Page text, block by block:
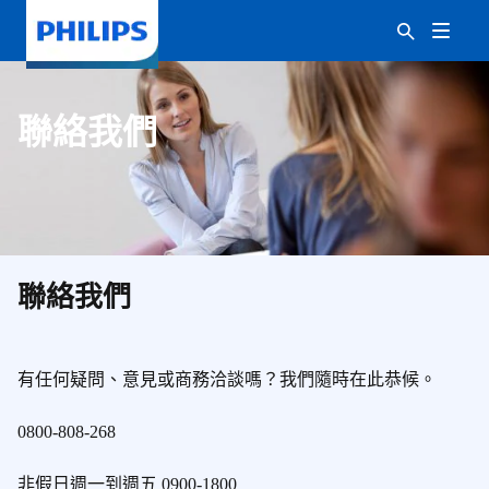
聯絡我們
聯絡我們
有任何疑問、意見或商務洽談嗎？我們隨時在此恭候。
0800-808-268
非假日週一到週五 0900-1800